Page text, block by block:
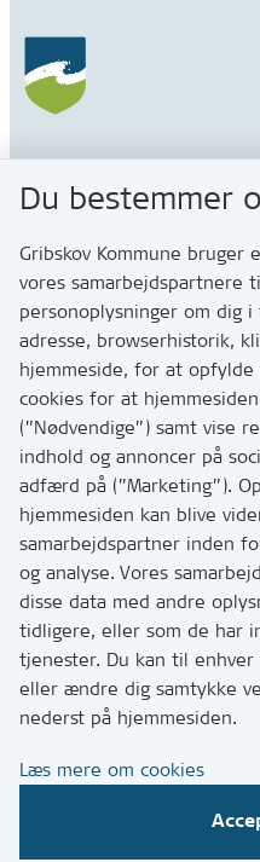
3200 Helsinge
Kontakt
Skriv til os via Digital Post
Har du brug for at
hvordan
Tip os om huller i vejen
T:7249 6000
Bemærk: vi har mange
Links
Tilgængelighedserklæring
Cookies
CVR, EAN og betaling
Følg os på sociale
Du bestemmer
Gribskov Kommune bruger
vores samarbejdspartnere
personoplysninger om dig i
adresse, browserhistorik,
hjemmeside, for at
cookies for at
(”Nødvendige”) samt vise
indhold og annoncer på
adfærd på (”Marketing”).
hjemmesiden kan blive
samarbejdspartner inden
og analyse. Vores
disse data med andre
tidligere, eller som de har
tjenester. Du kan til
eller ændre dig samtykke
nederst på hjemmesiden.
Læs mere om cookies